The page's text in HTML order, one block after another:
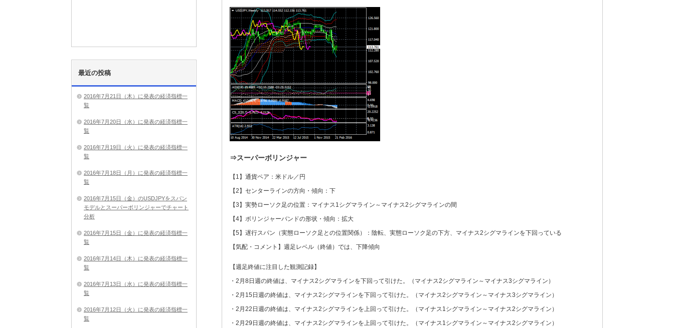
⇒スーパーボリンジャー
【1】通貨ペア：米ドル／円
【2】センターラインの方向・傾向：下
【3】実勢ローソク足の位置：マイナス1シグマライン～マイナス2シグマラインの間
【4】ボリンジャーバンドの形状・傾向：拡大
【5】遅行スパン（実態ローソク足との位置関係）：陰転、実態ローソク足の下方、マイナス2シグマラインを下回っている
【気配・コメント】週足レベル（終値）では、下降傾向
【週足終値に注目した観測記録】
・2月8日週の終値は、マイナス2シグマラインを下回って引けた。（マイナス2シグマライン～マイナス3シグマライン）
・2月15日週の終値は、マイナス2シグマラインを下回って引けた。（マイナス2シグマライン～マイナス3シグマライン）
・2月22日週の終値は、マイナス2シグマラインを上回って引けた。（マイナス1シグマライン～マイナス2シグマライン）
・2月29日週の終値は、マイナス2シグマラインを上回って引けた。（マイナス1シグマライン～マイナス2シグマライン）
最近の投稿
2016年7月21日（木）に発表の経済指標一
覧
2016年7月20日（水）に発表の経済指標一
覧
2016年7月19日（火）に発表の経済指標一
覧
2016年7月18日（月）に発表の経済指標一
覧
2016年7月15日（金）のUSDJPYをスパン
モデルとスーパーボリンジャーでチャート
分析
2016年7月15日（金）に発表の経済指標一
覧
2016年7月14日（木）に発表の経済指標一
覧
2016年7月13日（水）に発表の経済指標一
覧
2016年7月12日（火）に発表の経済指標一
覧